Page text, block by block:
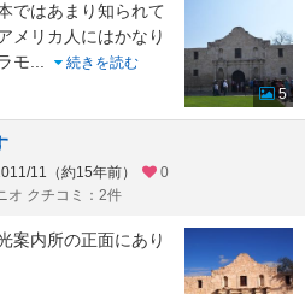
ではあまり知られて
メリカ人にはかなり
モ...
続きを読む
5
11（約15年前）
0
オ クチコミ：2件
案内所の正面にあり